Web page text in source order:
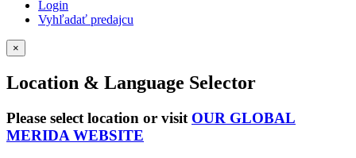
Login
Vyhľadať predajcu
×
Location & Language Selector
Please select location or visit OUR GLOBAL
MERIDA WEBSITE